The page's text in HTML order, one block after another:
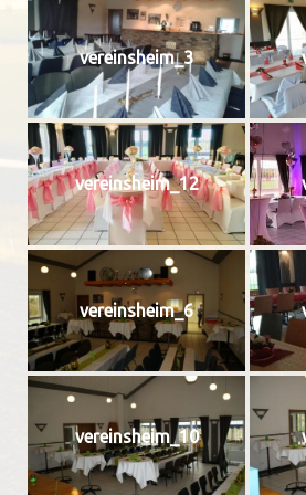
vereinsheim_3
vereinsheim_12
vereinsheim_6
vereinsheim_10